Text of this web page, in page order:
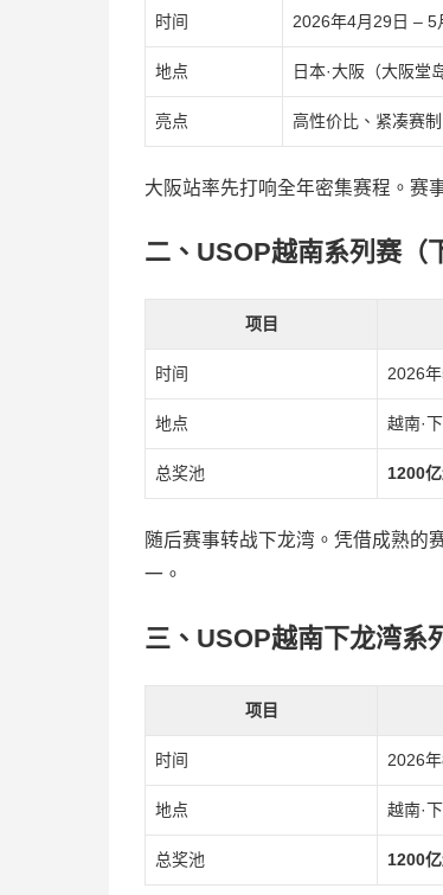
时间 2026年4月29日 – 5
地点 日本·大阪（大阪堂
亮点 高性价比、紧凑赛
大阪站率先打响全年密集赛程。赛
二、USOP越南系列赛（
项目
时间 2026
地点 越南·
总奖池 1200亿
随后赛事转战下龙湾。凭借成熟的
一。
三、USOP越南下龙湾系
项目
时间 2026
地点 越南·
总奖池 1200亿